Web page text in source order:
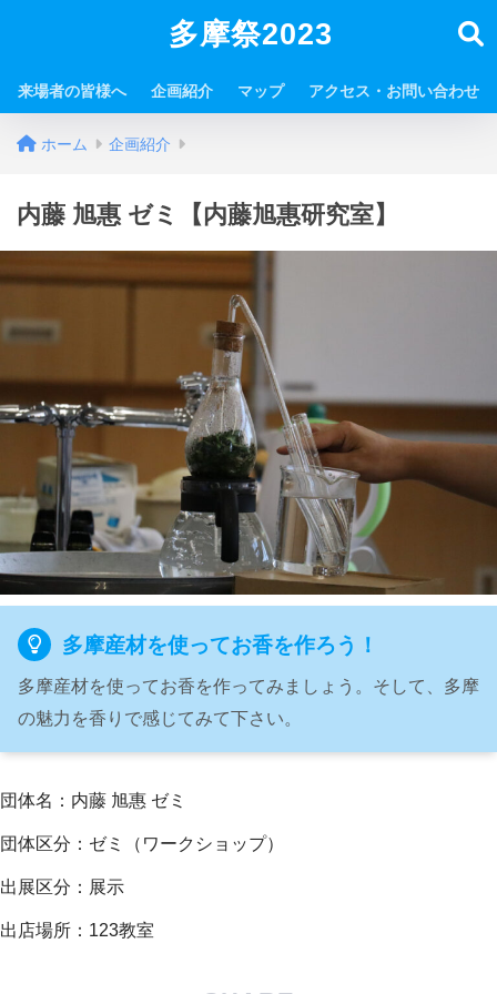
多摩祭2023
来場者の皆様へ 企画紹介 マップ アクセス・お問い合わせ
ホーム 企画紹介
内藤 旭惠 ゼミ【内藤旭惠研究室】
多摩産材を使ってお香を作ろう！
多摩産材を使ってお香を作ってみましょう。そして、多摩
の魅力を香りで感じてみて下さい。
団体名：内藤 旭惠 ゼミ
団体区分：ゼミ（ワークショップ）
出展区分：展示
出店場所：123教室